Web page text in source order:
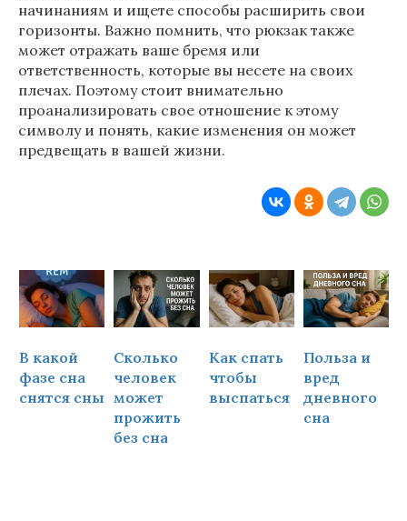
начинаниям и ищете способы расширить свои
горизонты. Важно помнить, что рюкзак также
может отражать ваше бремя или
ответственность, которые вы несете на своих
плечах. Поэтому стоит внимательно
проанализировать свое отношение к этому
символу и понять, какие изменения он может
предвещать в вашей жизни.
В какой
фазе сна
снятся сны
Сколько
человек
может
прожить
без сна
Как спать
чтобы
выспаться
Польза и
вред
дневного
сна